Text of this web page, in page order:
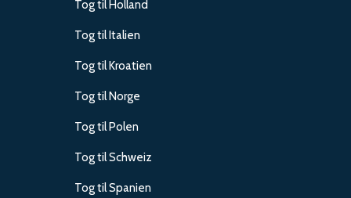
Tog til Holland
Tog til Italien
Tog til Kroatien
Tog til Norge
Tog til Polen
Tog til Schweiz
Tog til Spanien